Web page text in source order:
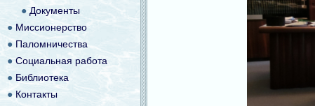
● Документы
●Миссионерство
● Паломничества
●Социальная работа
● Библиотека
● Контакты